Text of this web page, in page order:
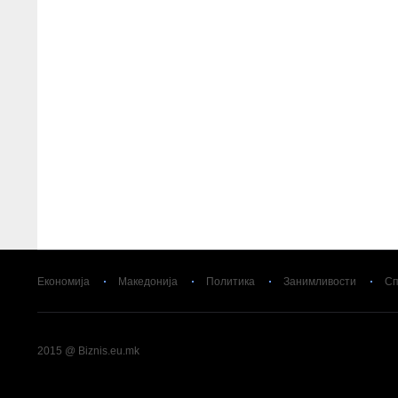
Економија Македонија Политика Занимливости
2015 @ Biznis.eu.mk